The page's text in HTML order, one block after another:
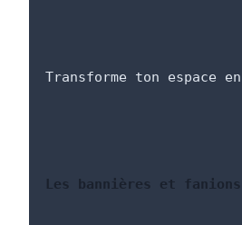
Transforme ton espace
Les bannières et fanions